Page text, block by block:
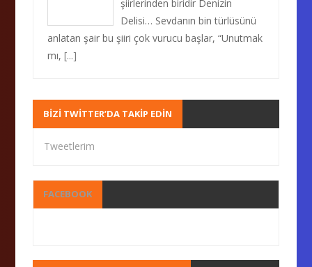
şiirlerinden biridir Denizin
Delisi… Sevdanın bin türlüsünü
anlatan şair bu şiiri çok vurucu başlar, “Unutmak
mı,[...]
BIZI TWITTER’DA TAKIP EDIN
Tweetlerim
FACEBOOK